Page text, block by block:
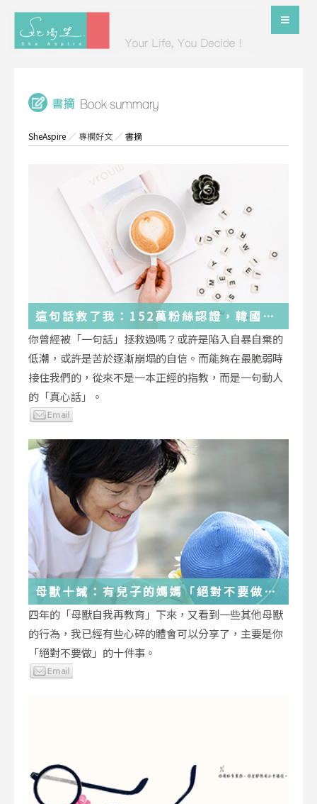
SheAspire ／專欄好文 ／書摘
這句話救了我：152萬粉絲認證，韓國最
受歡迎的YouTuber「國民姐姐」金美敬
為跌落情緒深淵的你雪中送炭！
你曾經被「一句話」拯救過嗎？或許是陷入自暴自棄的
低潮，或許是苦於逐漸崩塌的自信。而能夠在最脆弱時
接住我們的，從來不是一本正經的指教，而是一句動人
的「真心話」。
母獸十誡：有兒子的媽媽「絕對不要做」
的十件事
四年的「母獸自我再教育」下來，又看到一些其他母獸
的行為，我已經有些心碎的體會可以分享了，主要是你
「絕對不要做」的十件事。